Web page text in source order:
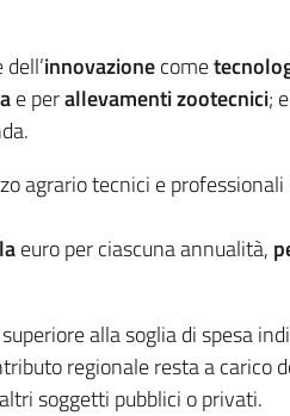
innovazionecome
e perallevamenti zootecnici; e
agrario tecnici e professionali
euro per ciascuna annualità,
alla soglia di spesa
regionale resta a carico
soggetti pubblici o privati.